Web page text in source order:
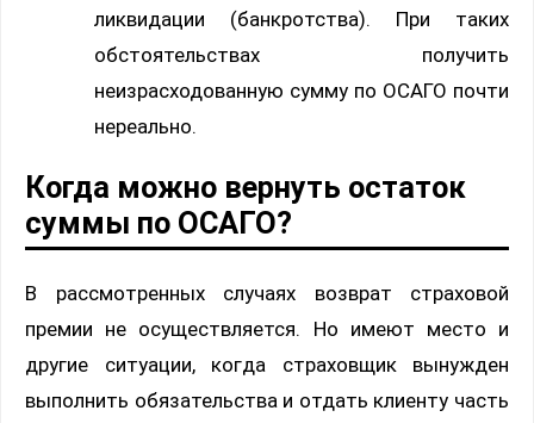
ликвидации (банкротства). При таких
обстоятельствах получить
неизрасходованную сумму по ОСАГО почти
нереально.
Когда можно вернуть остаток
суммы по ОСАГО?
В рассмотренных случаях возврат страховой
премии не осуществляется. Но имеют место и
другие ситуации, когда страховщик вынужден
выполнить обязательства и отдать клиенту часть